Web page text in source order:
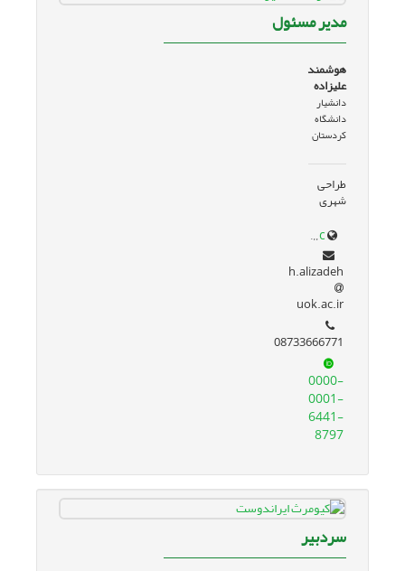
مدیر مسئول
هوشمند
علیزاده
دانشیار
دانشگاه
کردستان
طراحی
شهری
www.google.com/url?sa=t&source=web&rct=j&opi=89978449&url=research.uok.ac.ir/~halizadeh/&ved=2ahUKEwiQ5I_plqKJAxVT_7sIHREzMxgQFnoECBUQAQ&usg=AOvVaw2hK7YE44bFTsAGA7h-lG8c
h.alizadeh
uok.ac.ir
08733666771
0000-
0001-
6441-
8797
سردبیر